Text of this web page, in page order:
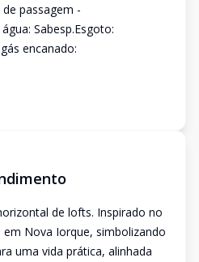
passagem -
Sabesp.Esgoto:
encanado:
de lofts. Inspirado no
Nova Iorque, simbolizando
uma vida prática, alinhada